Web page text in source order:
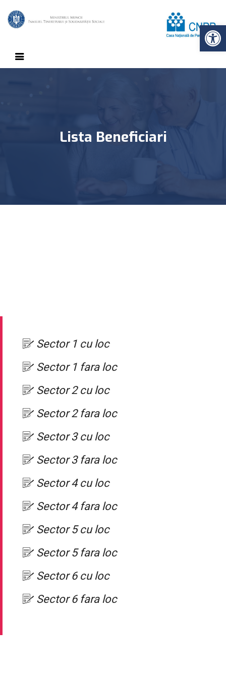
Lista Beneficiari
Sector 1 cu loc
Sector 1 fara loc
Sector 2 cu loc
Sector 2 fara loc
Sector 3 cu loc
Sector 3 fara loc
Sector 4 cu loc
Sector 4 fara loc
Sector 5 cu loc
Sector 5 fara loc
Sector 6 cu loc
Sector 6 fara loc